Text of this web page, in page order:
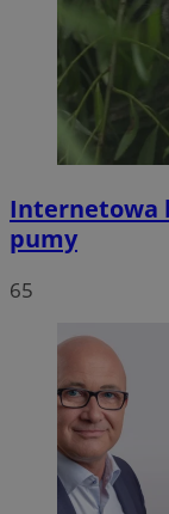
Internetowa
pumy
65